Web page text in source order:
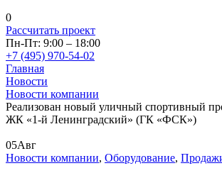
0
Рассчитать проект
Пн-Пт: 9:00 – 18:00
+7 (495) 970-54-02
Главная
Новости
Новости компании
Реализован новый уличный спортивный
ЖК «1-й Ленинградский» (ГК «ФСК»)
05Авг
Новости компании, Оборудование,